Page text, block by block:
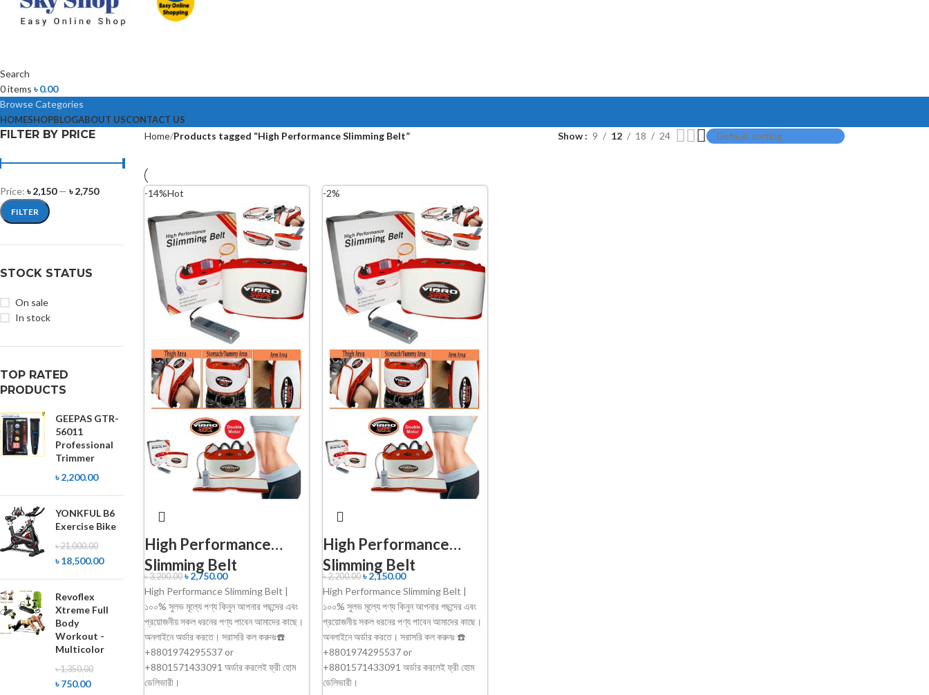
Search
0items ৳0.00
Browse Categories
HOMESHOPBLOGABOUT USCONTACT US
FILTER BY PRICE
FILTER
Price: ৳ 2,150— ৳ 2,750
STOCK STATUS
On sale
In stock
TOP RATED
PRODUCTS
GEEPAS GTR-
56011
Professional
Trimmer
৳2,200.00
YONKFUL B6
Exercise Bike
৳21,000.00
৳18,500.00
Revoflex
Xtreme Full
Body
Workout -
Multicolor
৳1,350.00
৳750.00
Home Products tagged “High Performance Slimming Belt” Show 9 12 18 24
-14%Hot
High Performance
Slimming Belt
৳3,200.00 ৳2,750.00
High Performance Slimming Belt |
১০০% সুলভ মূল্যে পণ্য কিনুন আপনার পছন্দের এবং
প্রয়োজনীয় সকল ধরনের পণ্য পাবেন আমাদের কাছে।
অনলাইনে অর্ডার করতে। সরাসরি কল করুনঃ☎️
+8801974295537 or
+8801571433091 অর্ডার করলেই ফ্রী হোম
ডেলিভারী।
-2%
High Performance
Slimming Belt
৳2,200.00 ৳2,150.00
High Performance Slimming Belt |
১০০% সুলভ মূল্যে পণ্য কিনুন আপনার পছন্দের এবং
প্রয়োজনীয় সকল ধরনের পণ্য পাবেন আমাদের কাছে।
অনলাইনে অর্ডার করতে। সরাসরি কল করুনঃ ☎️
+8801974295537 or
+8801571433091 অর্ডার করলেই ফ্রী হোম
ডেলিভারী।